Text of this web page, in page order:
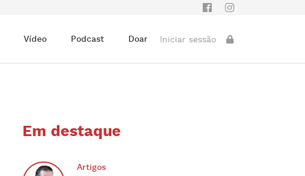
Vídeo Podcast Doar Iniciar sessão
Em destaque
Artigos